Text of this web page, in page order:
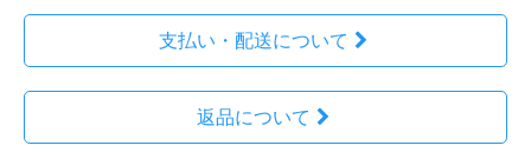
支払い・配送について
返品について